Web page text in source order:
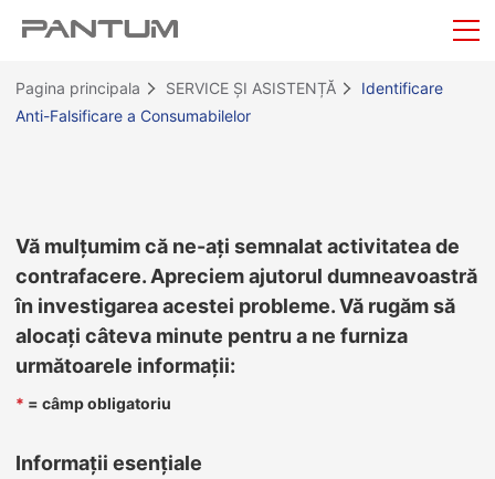
Pagina principala SERVICE ȘI ASISTENȚĂ
Identificare
Anti-Falsificare a Consumabilelor
Vă mulțumim că ne-ați semnalat activitatea de
contrafacere. Apreciem ajutorul dumneavoastră
în investigarea acestei probleme. Vă rugăm să
alocați câteva minute pentru a ne furniza
următoarele informații:
* = câmp obligatoriu
Informații esențiale